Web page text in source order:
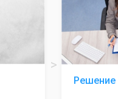
Решение